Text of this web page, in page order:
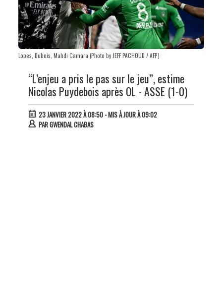
Lopes, Dubois, Mahdi Camara (Photo by JEFF PACHOUD / AFP)
“L’enjeu a pris le pas sur le jeu”, estime
Nicolas Puydebois après OL - ASSE (1-0)
23 JANVIER 2022 À 08:50- MIS À JOUR À 09:02
PARGWENDAL CHABAS